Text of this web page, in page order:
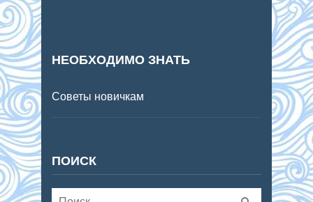
НЕОБХОДИМО ЗНАТЬ
Советы новичкам
ПОИСК